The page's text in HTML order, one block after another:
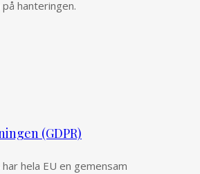
hanteringen.
(GDPR)
hela EU en gemensam